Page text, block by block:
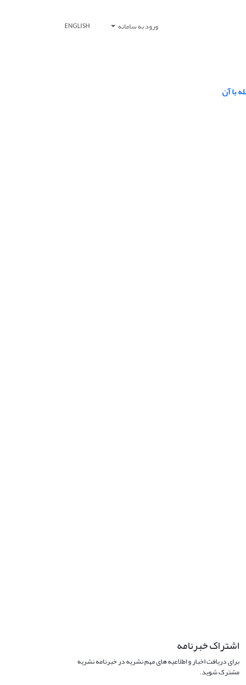
ورود به سامانه ENGLISH
با آن
اشتراک خبرنامه
برای دریافت اخبار و اطلاعیه های مهم نشریه در خبرنامه نشریه
مشترک شوید.